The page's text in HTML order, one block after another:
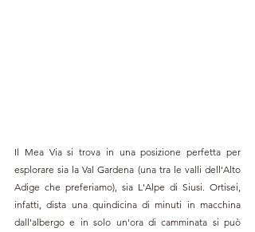
Il Mea Via si trova in una posizione perfetta per
esplorare sia la Val Gardena (una tra le valli dell'Alto
Adige che preferiamo), sia L'Alpe di Siusi. Ortisei,
infatti, dista una quindicina di minuti in macchina
dall'albergo e in solo un'ora di camminata si può